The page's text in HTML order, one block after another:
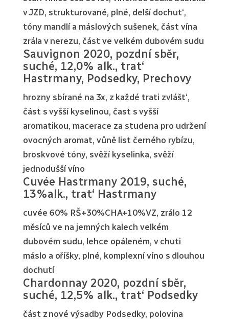
v JZD, strukturované, plné, delší dochut‘,
tóny mandlí a máslových sušenek, část vína
zrála v nerezu, část ve velkém dubovém sudu
Sauvignon 2020, pozdní sběr,
suché, 12,0% alk., trat‘
Hastrmany, Podsedky, Prechovy
hrozny sbírané na 3x, z každé trati zvlášt‘,
část s vyšší kyselinou, čast s vyšší
aromatikou, macerace za studena pro udržení
ovocných aromat, vůně list černého rybízu,
broskvové tóny, svěží kyselinka, svěží
jednodušší víno
Cuvée Hastrmany 2019, suché,
13%alk., trat‘ Hastrmany
cuvée 60% RŠ+30%CHA+10%VZ, zrálo 12
měsíců ve na jemných kalech velkém
dubovém sudu, lehce opáleném, v chuti
máslo a oříšky, plné, komplexní víno s dlouhou
dochutí
Chardonnay 2020, pozdní sběr,
suché, 12,5% alk., trat‘ Podsedky
část z nové výsadby Podsedky, polovina